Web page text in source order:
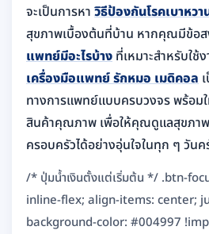
จะเป็นการหา วิธีป้องกันโรคเบาหวา
สุขภาพเบื้องต้นที่บ้าน หากคุณมีข้อส
แพทย์มีอะไรบ้าง ที่เหมาะสำหรับใช้
เครื่องมือแพทย์ รักหมอ เมดิคอล
ทางการแพทย์แบบครบวงจร พร้อม
สินค้าคุณภาพ เพื่อให้คุณดูแลสุขภาพ
ครอบครัวได้อย่างอุ่นใจในทุก ๆ วันค
/* ปุ่มน้ำเงินตั้งแต่เริ่มต้น */ .btn-
inline-flex; align-items: center;
background-color: #004997